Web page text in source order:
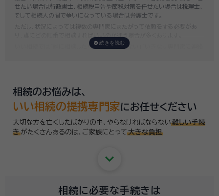
せたい場合は行政書士 、相続税申告や節税対策を任せたい場合は税理士
そして相続人の間で争いになっている場合は弁護士です。
ただし、状況によっては複数の専門家にまたがって依頼をする必要があ
いい相続では「誰に相談したらいいかわからない」「いきなり専門家に連絡
相続のお悩みは、
いい相続の提携専門家にお任せください
大切な方を亡くしたばかりの中、やらなければならない 難しい手続
き がたくさんあるのは、 ご家族にとって 大きな負担
keyboard_arrow_down
相続に必要な手続きは